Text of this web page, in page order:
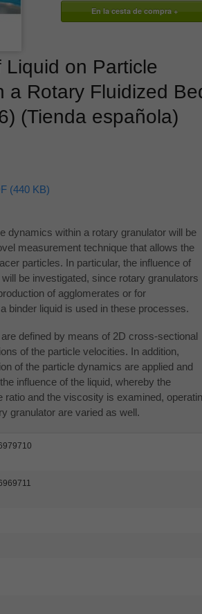
Liquid on Particle
a Rotary Fluidized
(Tienda española)
(440 KB)
dynamics within a rotary granulator will be
measurement technique that allows the
particles. In particular, the influence of
be investigated, since rotary granulators
of agglomerates or for
binder liquid is used in these processes.
defined by means of 2D cross-sectional
of the particle velocities. In addition,
of the particle dynamics are applied and
influence of the liquid, whereby the
ratio and the viscosity is examined,
granulator are varied as well.